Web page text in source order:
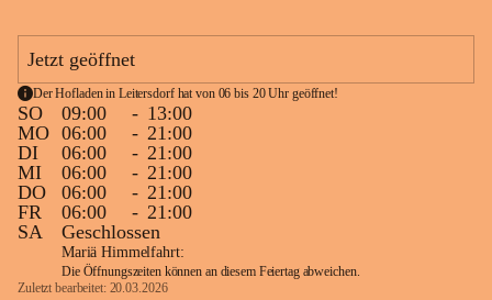
e
d
l
e
r
Kommt vorbei, macht es euch bei uns
gemütlich und lasst euch einfach
verwöhnen. ❤️
Mit viel Liebe zubereitet und mit einem
Lächeln serviert – so schmeckt der
Sonntag bei uns! 🌿☀️
📍 Dorfschenke Heurigen Fiedler
Kleinsteinbach 32
❤️ Wir freuen uns von Herzen auf euch
und wünschen euch einen wunderschönen,
e
Kleinsteinbach 32
Wir freuen uns riesig auf
Jetzt geöffnet
Der Hofladen in Leitersdorf hat von 06 bis 20 Uhr geöffnet!
SO 09:00 - 13:00
MO 06:00 - 21:00
DI
06:00 - 21:00
MI
06:00 - 21:00
DO
06:00 - 21:00
FR
06:00 - 21:00
SA
Geschlossen
Mariä Himmelfahrt:
Die Öffnungszeiten können an diesem Feiertag abweichen.
Zuletzt bearbeitet: 20.03.2026